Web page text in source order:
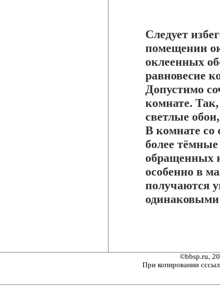
Следует
помещении
оклеенных
равновесие
Допустимо
комнате.
светлые
В комнате со
более
обращенных
особенно в
получаются
одинаковыми
©bbsp.ru,
При копировании